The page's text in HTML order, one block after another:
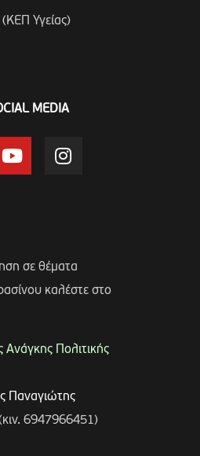
(ΚΕΠ Υγείας)
MEDIA
σε θέματα
καλέστε στο
Ανάγκης Πολιτικής
Παναγιώτης
6947966451)